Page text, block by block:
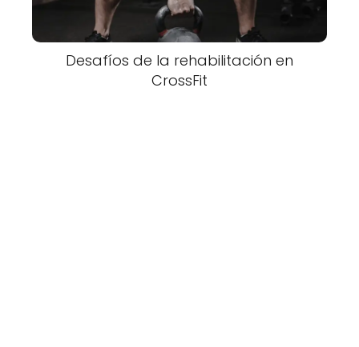
Desafíos de la rehabilitación en
CrossFit